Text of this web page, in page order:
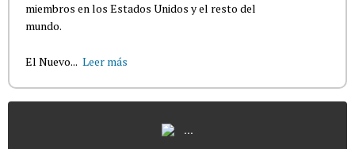
miembros en los Estados Unidos y el resto del
mundo.
El Nuevo... Leer más
...